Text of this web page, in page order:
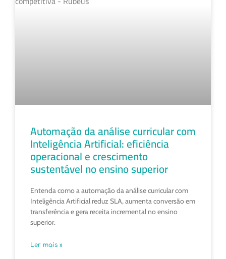
Automação da análise curricular com
Inteligência Artificial: eficiência
operacional e crescimento
sustentável no ensino superior
Entenda como a automação da análise curricular com
Inteligência Artificial reduz SLA, aumenta conversão em
transferência e gera receita incremental no ensino
superior.
Ler mais »